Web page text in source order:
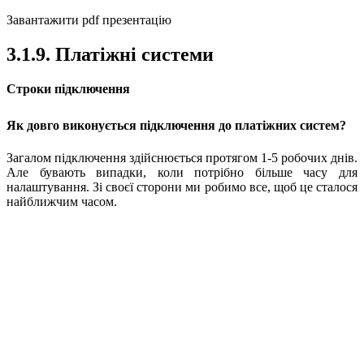
Завантажити pdf презентацію
3.1.9. Платіжні системи
Строки підключення
Як довго виконується підключення до платіжних систем?
Загалом підключення здійснюється протягом 1-5 робочих днів.
Але бувають випадки, коли потрібно більше часу для
налаштування. Зі своєї сторони ми робимо все, щоб це сталося
найближчим часом.